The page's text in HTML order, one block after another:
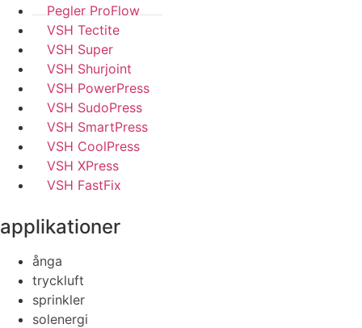
Pegler ProFlow
VSH Tectite
VSH Super
VSH Shurjoint
VSH PowerPress
VSH SudoPress
VSH SmartPress
VSH CoolPress
VSH XPress
VSH FastFix
applikationer
ånga
tryckluft
sprinkler
solenergi